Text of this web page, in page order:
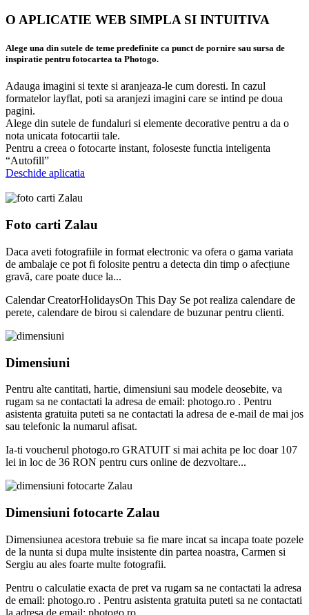
O APLICATIE WEB SIMPLA SI INTUITIVA
Alege una din sutele de teme predefinite ca punct de pornire sau sursa de
inspiratie pentru fotocartea ta Photogo.
Adauga imagini si texte si aranjeaza-le cum doresti. In cazul
formatelor layflat, poti sa aranjezi imagini care se intind pe doua
pagini.
Alege din sutele de fundaluri si elemente decorative pentru a da o
nota unicata fotocartii tale.
Pentru a creea o fotocarte instant, foloseste functia inteligenta
“Autofill”
Deschide aplicatia
Foto carti Zalau
Daca aveti fotografiile in format electronic va ofera o gama variata
de ambalaje ce pot fi folosite pentru a detecta din timp o afecțiune
gravă, care poate duce la...
Calendar CreatorHolidaysOn This Day Se pot realiza calendare de
perete, calendare de birou si calendare de buzunar pentru clienti.
Dimensiuni
Pentru alte cantitati, hartie, dimensiuni sau modele deosebite, va
rugam sa ne contactati la adresa de email: photogo.ro . Pentru
asistenta gratuita puteti sa ne contactati la adresa de e-mail de mai jos
sau telefonic la numarul afisat.
Ia-ti voucherul photogo.ro GRATUIT si mai achita pe loc doar 107
lei in loc de 36 RON pentru curs online de dezvoltare...
Dimensiuni fotocarte Zalau
Dimensiunea acestora trebuie sa fie mare incat sa incapa toate pozele
de la nunta si dupa multe insistente din partea noastra, Carmen si
Sergiu au ales foarte multe fotografii.
Pentru o calculatie exacta de pret va rugam sa ne contactati la adresa
de email: photogo.ro . Pentru asistenta gratuita puteti sa ne contactati
la adresa de email: photogo.ro.